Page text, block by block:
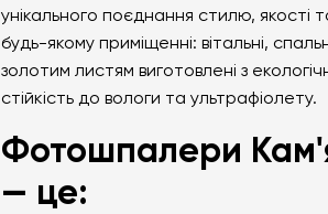
унікального поєднання стилю,
будь-якому приміщенні: вітальні,
золотим листям виготовлені з
стійкість до вологи та ультрафіолету.
Фотошпалери
— це: